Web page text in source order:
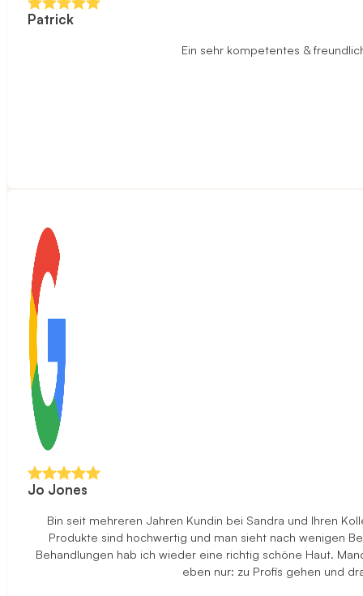
Patrick
Ein sehr kompetentes &
Jo Jones
Bin seit mehreren Jahren Kundin bei Sandra und Ihren
Produkte sind hochwertig und man sieht nach wenigen
Behandlungen hab ich wieder eine richtig schöne Haut.
eben nur: zu Profis gehen und